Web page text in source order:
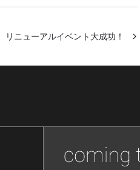
リニューアルイベント大成功！